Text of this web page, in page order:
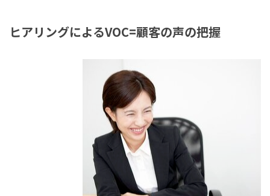
ヒアリングによるVOC=顧客の声の把握